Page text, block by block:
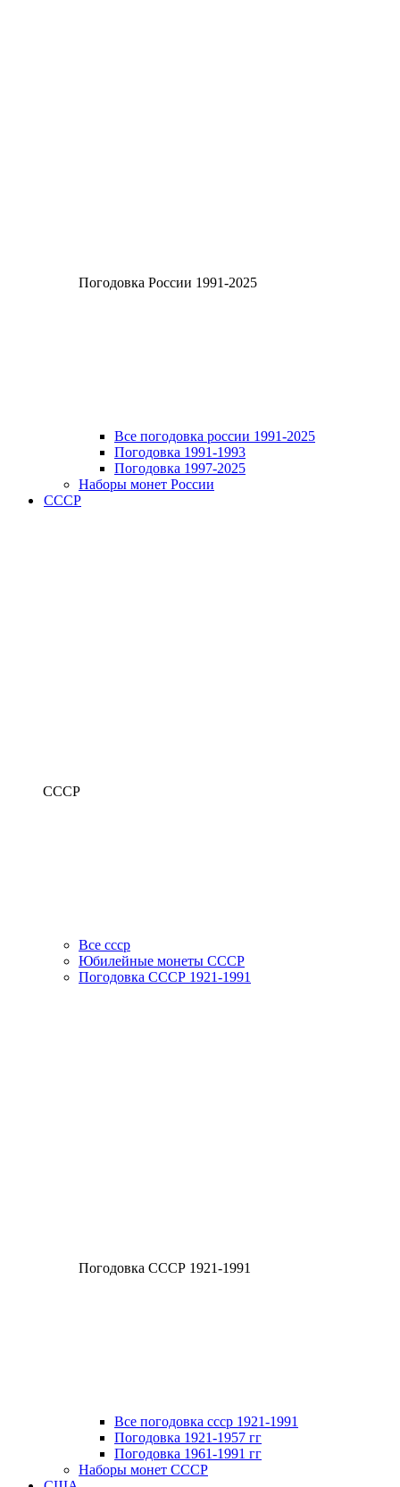
Погодовка России 1991-2025
Все погодовка россии 1991-2025
Погодовка 1991-1993
Погодовка 1997-2025
Наборы монет России
СССР
СССР
Все ссср
Юбилейные монеты СССР
Погодовка СССР 1921-1991
Погодовка СССР 1921-1991
Все погодовка ссср 1921-1991
Погодовка 1921-1957 гг
Погодовка 1961-1991 гг
Наборы монет СССР